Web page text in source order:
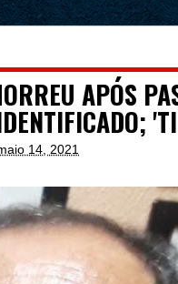
APÓS
14, 2021